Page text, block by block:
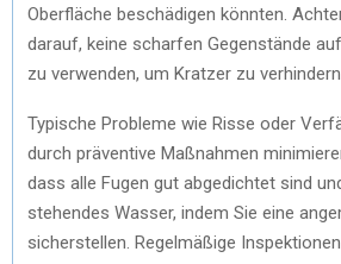
Oberfläche beschädigen könnten.
darauf, keine scharfen Gegenstände
zu verwenden, um Kratzer zu verhindern.
Typische Probleme wie Risse oder
durch präventive Maßnahmen
dass alle Fugen gut abgedichtet sind
stehendes Wasser, indem Sie eine
sicherstellen. Regelmäßige